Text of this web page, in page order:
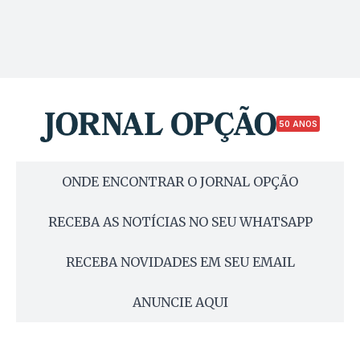
50 ANOS
ONDE ENCONTRAR O JORNAL OPÇÃO
RECEBA AS NOTÍCIAS NO SEU WHATSAPP
RECEBA NOVIDADES EM SEU EMAIL
ANUNCIE AQUI